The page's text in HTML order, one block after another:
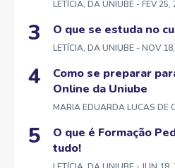
LETÍCIA, DA UNIUBE - FEV 25,
O que se estuda no
LETÍCIA, DA UNIUBE - NOV
Como se preparar
Online da Uniube
MARIA EDUARDA LUCAS DE
O que é Formação
tudo!